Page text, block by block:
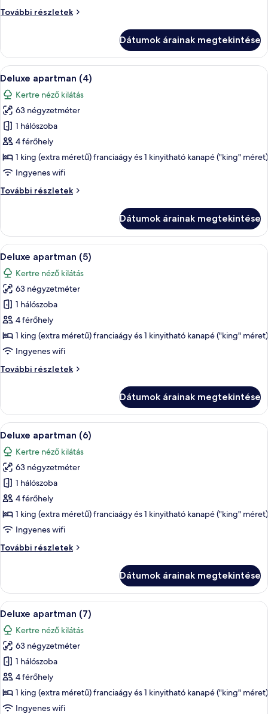
További részletek
Deluxe
részletei
Dátumok árainak megtekintése
A
következő
szoba
összes
képének
megtekintése:
Deluxe
apartman
Egy modern nappali, szürke
8
Deluxe apartman (4)
Kertre néző kilátás
63 négyzetméter
1 hálószoba
4 férőhely
1 king (extra méretű) franciaágy és 1 kinyitható kanapé ("king" méret)
Ingyenes wifi
További részletek
Deluxe
részletei
Dátumok árainak megtekintése
A
következő
szoba
összes
képének
megtekintése:
Deluxe
apartman
Egy modern nappali, szürke
8
Deluxe apartman (5)
Kertre néző kilátás
63 négyzetméter
1 hálószoba
4 férőhely
1 king (extra méretű) franciaágy és 1 kinyitható kanapé ("king" méret)
Ingyenes wifi
További részletek
Deluxe
részletei
Dátumok árainak megtekintése
A
következő
szoba
összes
képének
megtekintése:
Deluxe
apartman
Egy modern nappali, szürke
8
Deluxe apartman (6)
Kertre néző kilátás
63 négyzetméter
1 hálószoba
4 férőhely
1 king (extra méretű) franciaágy és 1 kinyitható kanapé ("king" méret)
Ingyenes wifi
További részletek
Deluxe
részletei
Dátumok árainak megtekintése
A
következő
szoba
összes
képének
megtekintése:
Deluxe
apartman
Egy modern nappali, szürke
8
Deluxe apartman (7)
Kertre néző kilátás
63 négyzetméter
1 hálószoba
4 férőhely
1 king (extra méretű) franciaágy és 1 kinyitható kanapé ("king" méret)
Ingyenes wifi